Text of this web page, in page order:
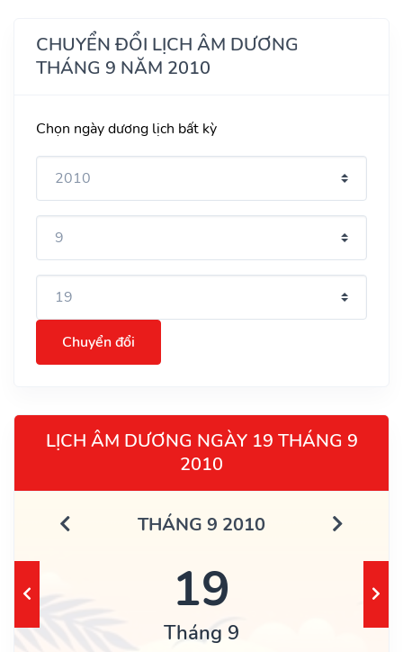
CHUYỂN ĐỔI LỊCH ÂM DƯƠNG
THÁNG 9 NĂM 2010
Chọn ngày dương lịch bất kỳ
Chuyển đổi
LỊCH ÂM DƯƠNG NGÀY 19 THÁNG 9
2010
THÁNG 9 2010
19
Tháng 9